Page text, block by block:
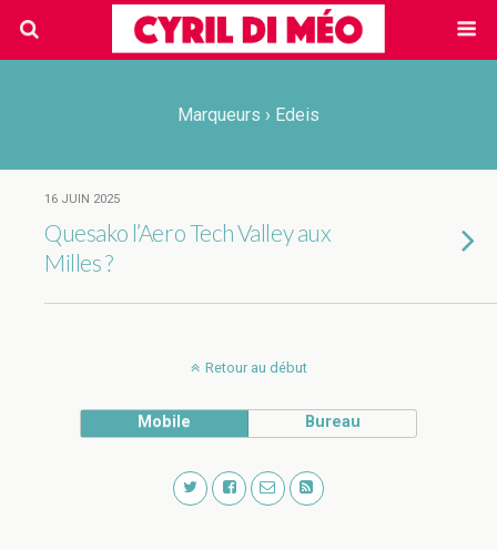
Marqueurs › Edeis
16 JUIN 2025
Quesako l’Aero Tech Valley aux
Milles ?
Retour au début
Mobile Bureau